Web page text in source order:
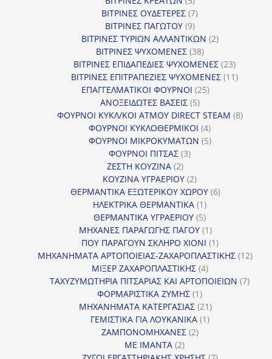
προϊόντα
ΒΙΤΡΙΝΕΣ ΟΥΔΕΤΕΡΕΣ 77
ΒΙΤΡΙΝΕΣ ΠΑΓΩΤΟΥ 99
προϊόντα
ΒΙΤΡΙΝΕΣ ΤΥΡΙΩΝ ΑΛΛΑΝΤΙΚΩΝ 22
ΒΙΤΡΙΝΕΣ ΨΥΧΟΜΕΝΕΣ 3838
προϊόντα
ΒΙΤΡΙΝΕΣ ΕΠΙΔΑΠΕΔΙΕΣ ΨΥΧΟΜΕΝΕΣ 2323
προϊόντα
ΒΙΤΡΙΝΕΣ ΕΠΙΤΡΑΠΕΖΙΕΣ ΨΥΧΟΜΕΝΕΣ 1111
ΕΠΑΓΓΕΛΜΑΤΙΚΟΙ ΦΟΥΡΝΟΙ 2525
ΑΝΟΞΕΙΔΩΤΕΣ ΒΑΣΕΙΣ 55
προϊόντα
ΦΟΥΡΝΟΙ ΚΥΚΛ/ΚΟΙ ΑΤΜΟΥ DIRECT STEAM 88
ΦΟΥΡΝΟΙ ΚΥΚΛΟΘΕΡΜΙΚΟΙ 44
προϊόντα
ΦΟΥΡΝΟΙ ΜΙΚΡΟΚΥΜΑΤΩΝ 55
ΦΟΥΡΝΟΙ ΠΙΤΣΑΣ 33
ΖΕΣΤΗ ΚΟΥΖΙΝΑ 22
προϊόντα
ΚΟΥΖΙΝΑ ΥΓΡΑΕΡΙΟΥ 22
προϊόντα
ΘΕΡΜΑΝΤΙΚΑ ΕΞΩΤΕΡΙΚΟΥ ΧΩΡΟΥ 66
ΗΛΕΚΤΡΙΚΑ ΘΕΡΜΑΝΤΙΚΑ 11
προϊόν
ΘΕΡΜΑΝΤΙΚΑ ΥΓΡΑΕΡΙΟΥ 55
προϊόντα
ΜΗΧΑΝΕΣ ΠΑΡΑΓΩΓΗΣ ΠΑΓΟΥ 11
προϊόν
ΠΟΥ ΠΑΡΑΓΟΥΝ ΣΚΛΗΡΟ ΧΙΟΝΙ 11
προϊόν
ΜΗΧΑΝΗΜΑΤΑ ΑΡΤΟΠΟΙΕΙΑΣ-ΖΑΧΑΡΟΠΛΑΣΤΙΚΗΣ 1212
ΜΙΞΕΡ ΖΑΧΑΡΟΠΛΑΣΤΙΚΗΣ 44
προϊόντα
ΤΑΧΥΖΥΜΩΤΗΡΙΑ ΠΙΤΣΑΡΙΑΣ ΚΑΙ ΑΡΤΟΠΟΙΕΙΩΝ 77
ΦΟΡΜΑΡΙΣΤΙΚΑ ΖΥΜΗΣ 11
προϊόν
ΜΗΧΑΝΗΜΑΤΑ ΚΑΤΕΡΓΑΣΙΑΣ 2121
προϊόντα
ΓΕΜΙΣΤΙΚΑ ΓΙΑ ΛΟΥΚΑΝΙΚΑ 11
ΖΑΜΠΟΝΟΜΗΧΑΝΕΣ 22
ΜΕ ΙΜΑΝΤΑ 22